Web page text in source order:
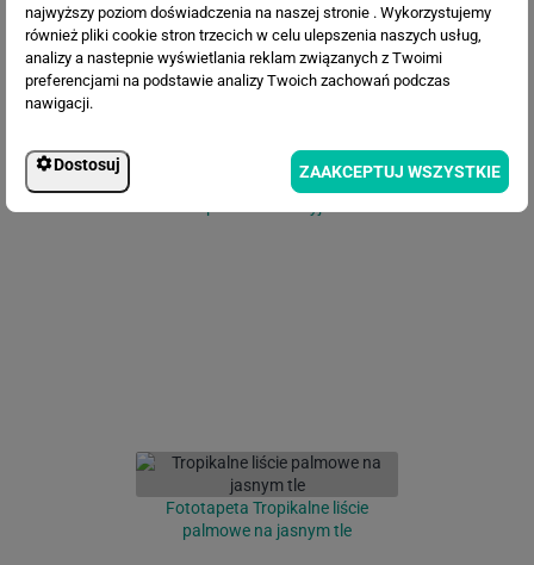
Fototapeta Tropikalne liście
palmowe na jasnym tle
najwyższy poziom doświadczenia na naszej stronie . Wykorzystujemy
również pliki cookie stron trzecich w celu ulepszenia naszych usług,
analizy a nastepnie wyświetlania reklam związanych z Twoimi
preferencjami na podstawie analizy Twoich zachowań podczas
nawigacji.
Dostosuj ZAAKCEPTUJ WSZYSTKIE